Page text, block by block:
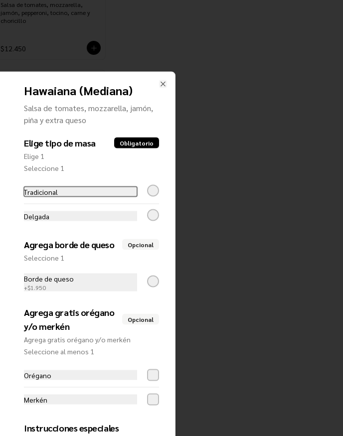
Salsa de tomates, mozzarella,
jamón, pepperoni, tocino, carne y
choricillo
$12.450
Salsa de tomates, mozzarella,
aceitunas negras
Francesa (Mediana)
crema, cebolla caramelizada,
champiñones salteados y queso
Italiana (Mediana)
tomate, jamón, extra queso y
$10.450
Margarita (Mediana)
Hawaiana (Mediana)
Salsa de tomates, mozzarella, jamón,
piña y extra queso
Elige tipo de masa Obligatorio
Elige 1
Seleccione 1
Tradicional
Delgada
Agrega borde de queso Opcional
Seleccione 1
Borde de queso
+$1.950
Agrega gratis orégano
y/o merkén
Opcional
Agrega gratis orégano y/o merkén
Seleccione al menos 1
Orégano
Merkén
Instrucciones especiales